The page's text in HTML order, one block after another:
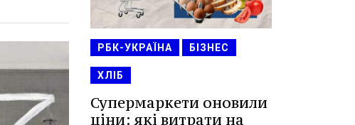
РБК-УКРАЇНА БІЗНЕС
ХЛІБ
Супермаркети оновили
ціни: які витрати на